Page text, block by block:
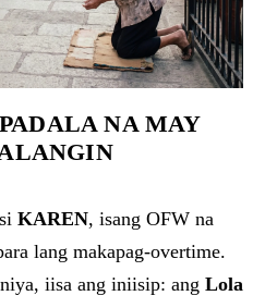
NA MAY
KAREN, isang OFW na
lang makapag-overtime.
iisa ang iniisip: ang Lola